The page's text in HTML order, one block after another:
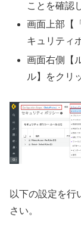
ことを確認
画面上部【
キュリティ
画面右側【
ル】をクリ
以下の設定を行
さい。